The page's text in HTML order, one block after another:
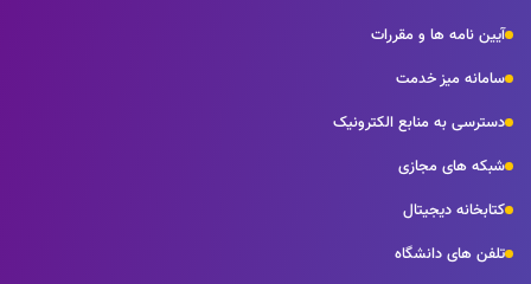
آیین نامه ها و مقررات
سامانه میز خدمت
دسترسی به منابع الکترونیک
شبکه های مجازی
کتابخانه دیجیتال
تلفن های دانشگاه